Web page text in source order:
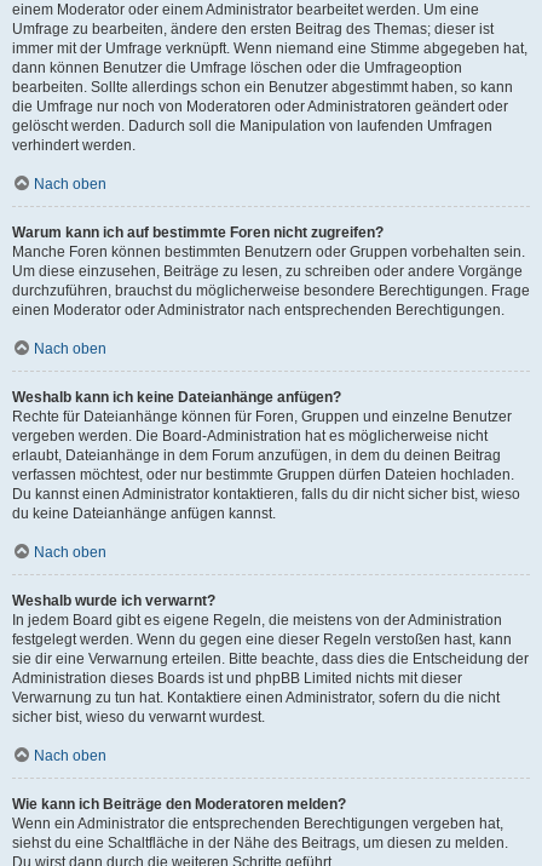
einem Moderator oder einem Administrator bearbeitet werden. Um eine
Umfrage zu bearbeiten, ändere den ersten Beitrag des Themas; dieser ist
immer mit der Umfrage verknüpft. Wenn niemand eine Stimme abgegeben hat,
dann können Benutzer die Umfrage löschen oder die Umfrageoption
bearbeiten. Sollte allerdings schon ein Benutzer abgestimmt haben, so kann
die Umfrage nur noch von Moderatoren oder Administratoren geändert oder
gelöscht werden. Dadurch soll die Manipulation von laufenden Umfragen
verhindert werden.
Nach oben
Warum kann ich auf bestimmte Foren nicht zugreifen?
Manche Foren können bestimmten Benutzern oder Gruppen vorbehalten sein.
Um diese einzusehen, Beiträge zu lesen, zu schreiben oder andere Vorgänge
durchzuführen, brauchst du möglicherweise besondere Berechtigungen. Frage
einen Moderator oder Administrator nach entsprechenden Berechtigungen.
Nach oben
Weshalb kann ich keine Dateianhänge anfügen?
Rechte für Dateianhänge können für Foren, Gruppen und einzelne Benutzer
vergeben werden. Die Board-Administration hat es möglicherweise nicht
erlaubt, Dateianhänge in dem Forum anzufügen, in dem du deinen Beitrag
verfassen möchtest, oder nur bestimmte Gruppen dürfen Dateien hochladen.
Du kannst einen Administrator kontaktieren, falls du dir nicht sicher bist, wieso
du keine Dateianhänge anfügen kannst.
Nach oben
Weshalb wurde ich verwarnt?
In jedem Board gibt es eigene Regeln, die meistens von der Administration
festgelegt werden. Wenn du gegen eine dieser Regeln verstoßen hast, kann
sie dir eine Verwarnung erteilen. Bitte beachte, dass dies die Entscheidung der
Administration dieses Boards ist und phpBB Limited nichts mit dieser
Verwarnung zu tun hat. Kontaktiere einen Administrator, sofern du die nicht
sicher bist, wieso du verwarnt wurdest.
Nach oben
Wie kann ich Beiträge den Moderatoren melden?
Wenn ein Administrator die entsprechenden Berechtigungen vergeben hat,
siehst du eine Schaltfläche in der Nähe des Beitrags, um diesen zu melden.
Du wirst dann durch die weiteren Schritte geführt.